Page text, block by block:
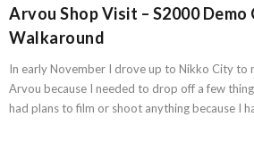
Arvou Shop Visit – S2000 Demo
Walkaround
In early November I drove up to Nikko City to
Arvou because I needed to drop off a few
had plans to film or shoot anything because I